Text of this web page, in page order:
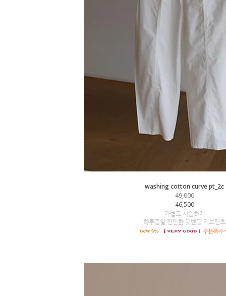
washing cotton curve pt_2c
49,000
46,500
가볍고 시원하게
하루종일 편안한 뒷밴딩 커브팬츠